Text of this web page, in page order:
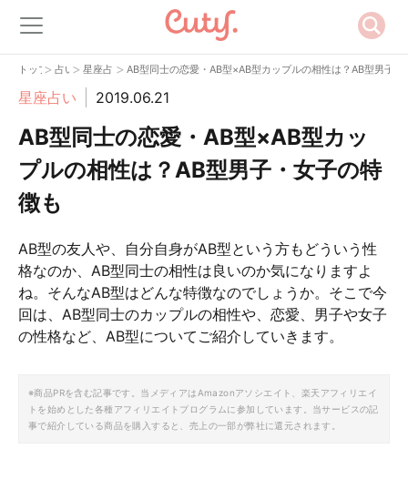
トップ> 占い> 星座占い
> AB型同士の恋愛・AB型×AB型カップルの相性は？AB型男子・
星座占い 2019.06.21
AB型同士の恋愛・AB型×AB型カッ
プルの相性は？AB型男子・女子の特
徴も
AB型の友人や、自分自身がAB型という方もどういう性
格なのか、AB型同士の相性は良いのか気になりますよ
ね。そんなAB型はどんな特徴なのでしょうか。そこで今
回は、AB型同士のカップルの相性や、恋愛、男子や女子
の性格など、AB型についてご紹介していきます。
※商品PRを含む記事です。当メディアはAmazonアソシエイト、楽天アフィリエイ
トを始めとした各種アフィリエイトプログラムに参加しています。当サービスの記
事で紹介している商品を購入すると、売上の一部が弊社に還元されます。